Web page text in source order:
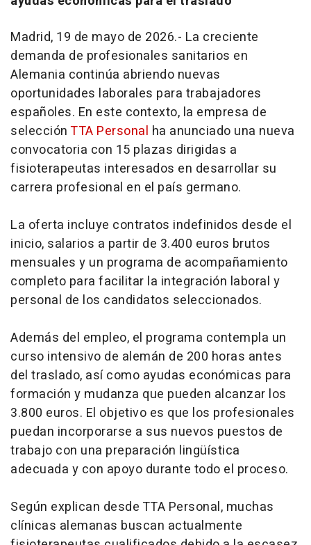
Madrid, 19 de mayo de 2026.- La creciente
demanda de profesionales sanitarios en
Alemania continúa abriendo nuevas
oportunidades laborales para trabajadores
españoles. En este contexto, la empresa de
selecciónTTA Personal ha anunciado una nueva
convocatoria con 15 plazas dirigidas a
fisioterapeutas interesados en desarrollar su
carrera profesional en el país germano.
La oferta incluye contratos indefinidos desde el
inicio, salarios a partir de 3.400 euros brutos
mensuales y un programa de acompañamiento
completo para facilitar la integración laboral y
personal de los candidatos seleccionados.
Además del empleo, el programa contempla un
curso intensivo de alemán de 200 horas antes
del traslado, así como ayudas económicas para
formación y mudanza que pueden alcanzar los
3.800 euros. El objetivo es que los profesionales
puedan incorporarse a sus nuevos puestos de
trabajo con una preparación lingüística
adecuada y con apoyo durante todo el proceso.
Según explican desde TTA Personal, muchas
clínicas alemanas buscan actualmente